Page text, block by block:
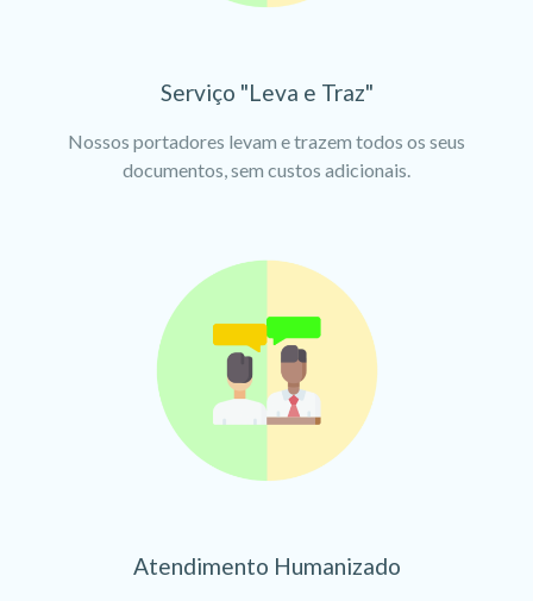
Serviço "Leva e Traz"
Nossos portadores levam e trazem todos os seus
documentos, sem custos adicionais.
Atendimento Humanizado